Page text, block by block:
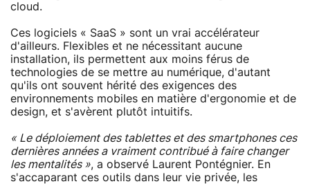
cloud.
Ces logiciels « SaaS » sont un vrai accélérateur
d'ailleurs. Flexibles et ne nécessitant aucune
installation, ils permettent aux moins férus de
technologies de se mettre au numérique, d'autant
qu'ils ont souvent hérité des exigences des
environnements mobiles en matière d'ergonomie et de
design, et s'avèrent plutôt intuitifs.
« Le déploiement des tablettes et des smartphones ces
dernières années a vraiment contribué à faire changer
les mentalités », a observé Laurent Pontégnier. En
s'accaparant ces outils dans leur vie privée, les